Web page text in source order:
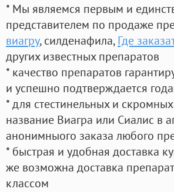
* Мы являемся первым и
представителем по продаже
виагру, силденафила, Где
других известных препаратов
* качество препаратов
и успешно подтверждается
* для стестинельных и
название Виагра или Сиалис в
анонимныого заказа любого
* быстрая и удобная доставка
же возможна доставка
классом